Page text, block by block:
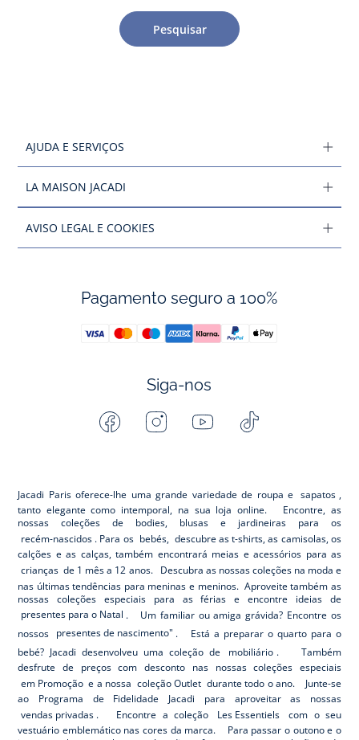
Pesquisar
AJUDA E SERVIÇOS
LA MAISON JACADI
AVISO LEGAL E COOKIES
Pagamento seguro a 100%
Siga-nos
FacebookInstagramYoutube
Jacadi Paris oferece-lhe uma grande variedade de roupa e sapatos ,
tanto elegante como intemporal, na sua loja online. Encontre, as
nossas coleções de bodies, blusas e jardineiras para os
recém-nascidos . Para os bebés, descubre as t-shirts, as camisolas, os
calções e as calças, também encontrará meias e acessórios para as
crianças de 1 mês a 12 anos. Descubra as nossas coleções na moda e
nas últimas tendências para meninas e meninos. Aproveite também as
nossas coleções especiais para as férias e encontre ideias de
presentes para o Natal . Um familiar ou amiga grávida? Encontre os
nossos presentes de nascimento" . Está a preparar o quarto para o
bebé? Jacadi desenvolveu uma coleção de
mobiliário . Também
desfrute de preços com desconto nas nossas coleções especiais
em Promoção e a nossa coleção Outlet durante todo o ano. Junte-se
ao Programa de Fidelidade Jacadi para aproveitar as nossas
vendas privadas . Encontre a coleção Les Essentiels
com o seu
vestuário emblemático nas cores da marca. Para passar o outono e o